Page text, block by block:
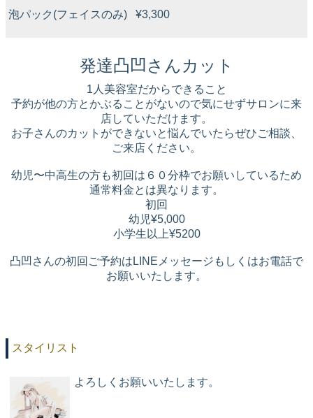
泡パック(フェイスのみ) ¥3,300
発達凸凹さんカット
1人美容室だからできること
予約が他の方とかぶることがないので気にせずサロンに来
店していただけます。
お子さんのカットができないと悩んでいたらぜひご相談、
ご来店ください。
幼児〜中高生の方も初回は６０分枠でお願いしているため
通常料金とは異なります。
初回
幼児¥5,000
小学生以上¥5200
凸凹さんの初回ご予約はLINEメッセージもしくはお電話で
お願いいたします。
スタイリスト
よろしくお願いいたします。